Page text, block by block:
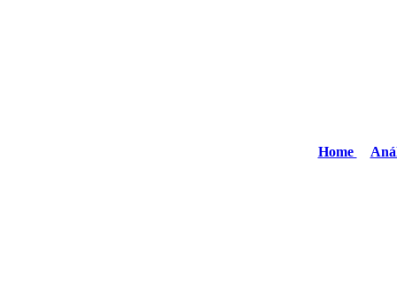
Home